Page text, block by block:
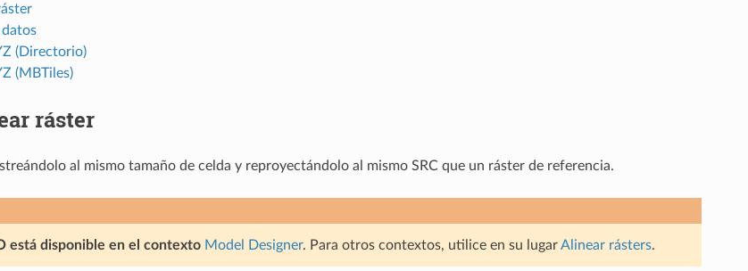
datos
(Directorio)
(MBTiles)
ráster
al mismo tamaño de celda y reproyectándolo al mismo SRC que un ráster de referencia.
está disponible en el contexto Model Designer. Para otros contextos, utilice en su lugarAlinear rásters.